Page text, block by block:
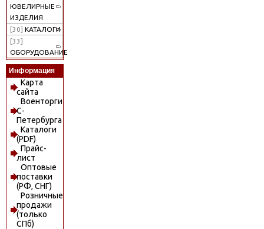
ЮВЕЛИРНЫЕ
ИЗДЕЛИЯ
[30] КАТАЛОГИ
[33]
ОБОРУДОВАНИЕ
Информация
Карта
сайта
Военторги
С-
Петербурга
Каталоги
(PDF)
Прайс-
лист
Оптовые
поставки
(РФ, СНГ)
Розничные
продажи
(только
СПб)